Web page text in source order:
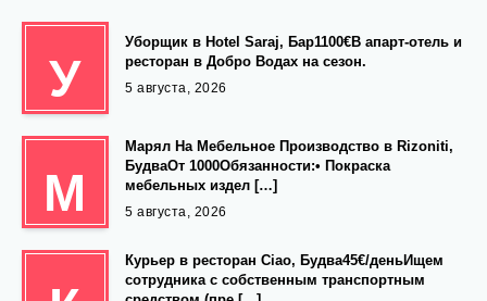
У
Уборщик в Hotel Saraj, Бар1100€В апарт-отель и
ресторан в Добро Водах на сезон.
5 августа, 2026
М
Марял На Мебельное Производство в Rizoniti,
БудваОт 1000Обязанности:• Покраска
мебельных издел […]
5 августа, 2026
Курьер в ресторан Ciao, Будва45€/деньИщем
сотрудника с собственным транспортным